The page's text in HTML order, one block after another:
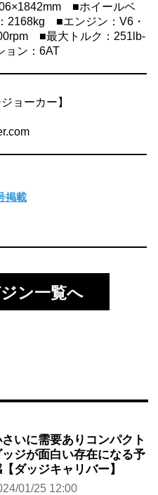
■ホイールベ
2168kg ■エンジン：V6・
■最大トルク：251lb-
ョン：6AT
ョーカー】
掲載
ン一覧へ
いに需要ありコンパクト
ッジが面白い存在になる予
ダッジキャリバー】
01/25 12:00